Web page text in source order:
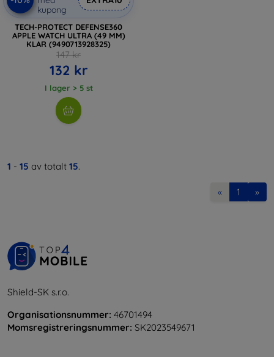
kupong
TECH-PROTECT DEFENSE360
APPLE WATCH ULTRA (49 MM)
KLAR (9490713928325)
147 kr
132 kr
I lager > 5 st
1 - 15 av totalt 15.
« 1 »
Shield-SK s.r.o.
Organisationsnummer: 46701494
Momsregistreringsnummer: SK2023549671